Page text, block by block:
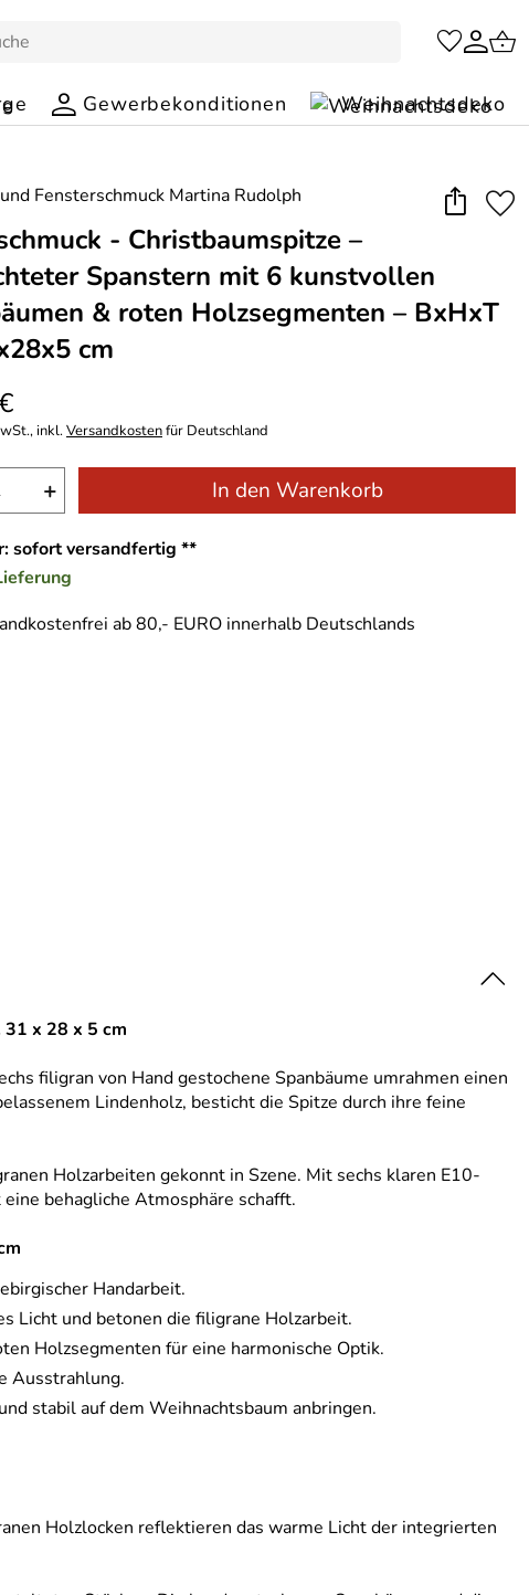
Gewerbekonditionen Weihnachtsdeko
- Christbaumspitze –
Spanstern mit 6 kunstvollen
& roten Holzsegmenten – BxHxT
cm
inkl.Versandkostenfür Deutschland
+ In den Warenkorb
sofort versandfertig **
ab 80,- EURO innerhalb Deutschlands
x 28 x 5 cm
filigran von Hand gestochene Spanbäume umrahmen einen
Lindenholz, besticht die Spitze durch ihre feine
Holzarbeiten gekonnt in Szene. Mit sechs klaren E10-
behagliche Atmosphäre schafft.
Handarbeit.
Licht und betonen die filigrane Holzarbeit.
Holzsegmenten für eine harmonische Optik.
Ausstrahlung.
stabil auf dem Weihnachtsbaum anbringen.
Holzlocken reflektieren das warme Licht der integrierten